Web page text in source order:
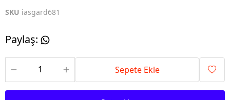
SKU iasgard681
Paylaş:
Sepete Ekle